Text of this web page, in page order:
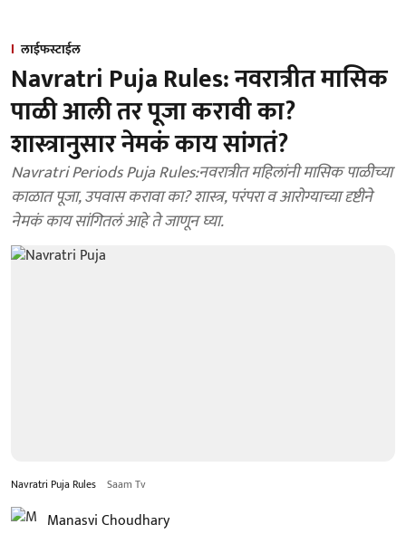
लाईफस्टाईल
Navratri Puja Rules: नवरात्रीत मासिक
पाळी आली तर पूजा करावी का?
शास्त्रानुसार नेमकं काय सांगतं?
Navratri Periods Puja Rules:नवरात्रीत महिलांनी मासिक पाळीच्या
काळात पूजा, उपवास करावा का? शास्त्र, परंपरा व आरोग्याच्या दृष्टीने
नेमकं काय सांगितलं आहे ते जाणून घ्या.
Navratri Puja Rules Saam Tv
Manasvi Choudhary